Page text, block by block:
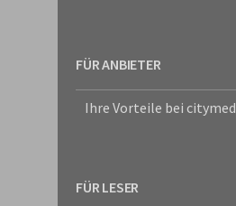
FÜR ANBIETER
Ihre Vorteile bei citymed
FÜR LESER